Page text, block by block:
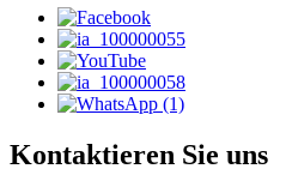
Kontaktieren Sie uns